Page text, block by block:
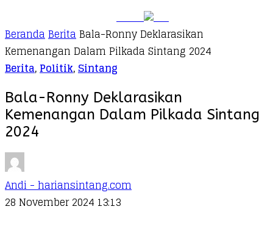
BerandaBeritaBala-Ronny Deklarasikan
Kemenangan Dalam Pilkada Sintang 2024
Berita,Politik,Sintang
Bala-Ronny Deklarasikan
Kemenangan Dalam Pilkada Sintang
2024
Andi - hariansintang.com
28 November 2024 13:13